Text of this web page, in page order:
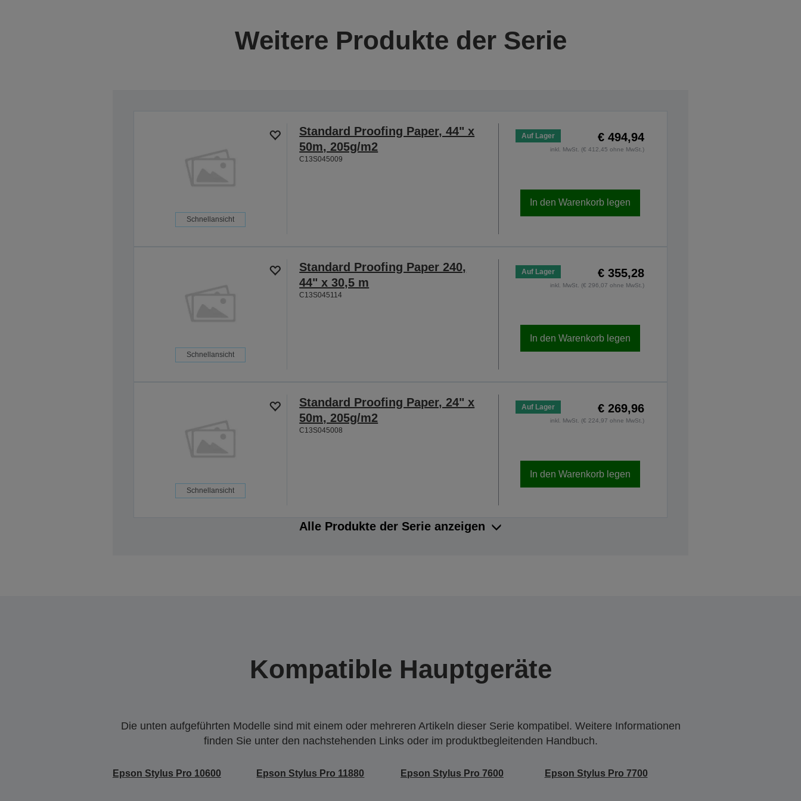
Weitere Produkte der Serie
Schnellansicht
Standard Proofing Paper, 44" x
50m, 205g/m2
C13S045009
Auf Lager € 494,94
inkl. MwSt. (€ 412,45 ohne MwSt.)
In den Warenkorb legen
Schnellansicht
Standard Proofing Paper 240,
44" x 30,5 m
C13S045114
Auf Lager € 355,28
inkl. MwSt. (€ 296,07 ohne MwSt.)
In den Warenkorb legen
Schnellansicht
Standard Proofing Paper, 24" x
50m, 205g/m2
C13S045008
Auf Lager € 269,96
inkl. MwSt. (€ 224,97 ohne MwSt.)
In den Warenkorb legen
Alle Produkte der Serie anzeigen
Kompatible Hauptgeräte
Die unten aufgeführten Modelle sind mit einem oder mehreren Artikeln dieser Serie kompatibel. Weitere Informationen
finden Sie unter den nachstehenden Links oder im produktbegleitenden Handbuch.
Epson Stylus Pro 10600 Epson Stylus Pro 11880 Epson Stylus Pro 7600 Epson Stylus Pro 7700